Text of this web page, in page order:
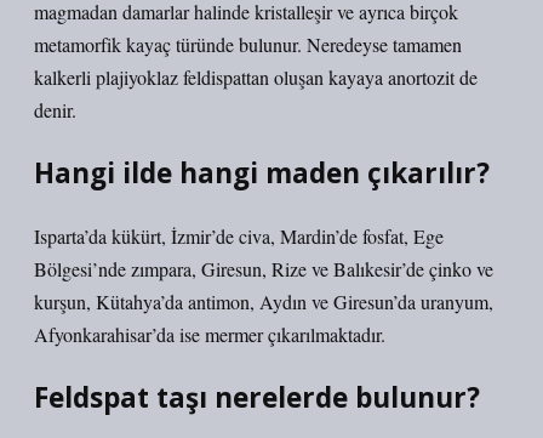
magmadan damarlar halinde kristalleşir ve ayrıca birçok
metamorfik kayaç türünde bulunur. Neredeyse tamamen
kalkerli plajiyoklaz feldispattan oluşan kayaya anortozit de
denir.
Hangi ilde hangi maden çıkarılır?
Isparta’da kükürt, İzmir’de civa, Mardin’de fosfat, Ege
Bölgesi’nde zımpara, Giresun, Rize ve Balıkesir’de çinko ve
kurşun, Kütahya’da antimon, Aydın ve Giresun’da uranyum,
Afyonkarahisar’da ise mermer çıkarılmaktadır.
Feldspat taşı nerelerde bulunur?